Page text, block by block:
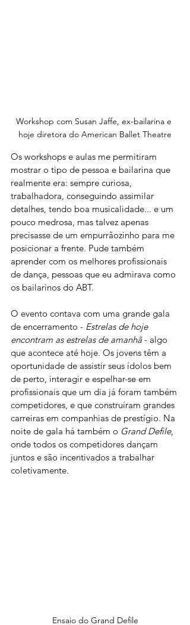
Workshop com Susan Jaffe, ex-bailarina e
hoje diretora do American Ballet Theatre
Os workshops e aulas me permitiram
mostrar o tipo de pessoa e bailarina que
realmente era: sempre curiosa,
trabalhadora, conseguindo assimilar
detalhes, tendo boa musicalidade... e um
pouco medrosa, mas talvez apenas
precisasse de um empurrãozinho para me
posicionar a frente. Pude também
aprender com os melhores profissionais
de dança, pessoas que eu admirava como
os bailarinos do ABT.
O evento contava com uma grande gala
de encerramento - Estrelas de hoje
encontram as estrelas de amanhã - algo
que acontece até hoje. Os jovens têm a
oportunidade de assistir seus ídolos bem
de perto, interagir e espelhar-se em
profissionais que um dia já foram também
competidores, e que construíram grandes
carreiras em companhias de prestígio. Na
noite de gala há também o Grand Defile,
onde todos os competidores dançam
juntos e são incentivados a trabalhar
coletivamente.
Ensaio do Grand Defile